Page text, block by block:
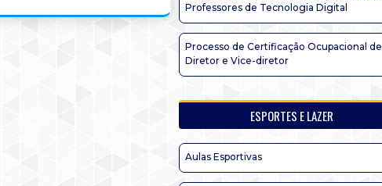
Professores de Tecnologia Digital
Processo de Certificação Ocupacional de
Diretor e Vice-diretor
ESPORTES E LAZER
Aulas Esportivas